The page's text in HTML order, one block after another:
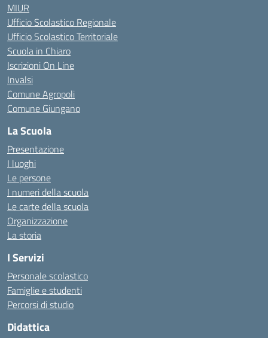
MIUR
Ufficio Scolastico Regionale
Ufficio Scolastico Territoriale
Scuola in Chiaro
Iscrizioni On Line
Invalsi
Comune Agropoli
Comune Giungano
La Scuola
Presentazione
I luoghi
Le persone
I numeri della scuola
Le carte della scuola
Organizzazione
La storia
I Servizi
Personale scolastico
Famiglie e studenti
Percorsi di studio
Didattica